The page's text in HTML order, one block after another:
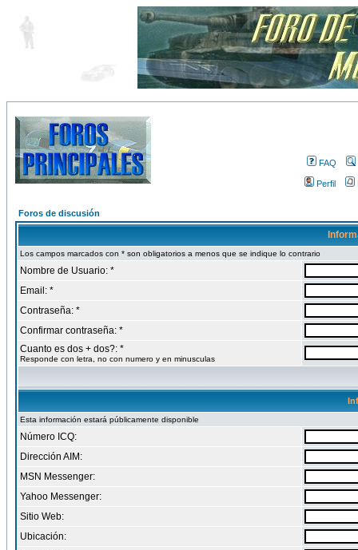
FAQ
Perfil
Foros de discusión
Los campos marcados con * son obligatorios a menos que se indique lo contrario
Nombre de Usuario: *
Email: *
Contraseña: *
Confirmar contraseña: *
Cuanto es dos + dos?: *
Responde con letra, no con numero y en minusculas
Esta información estará públicamente disponible
Número ICQ:
Dirección AIM:
MSN Messenger:
Yahoo Messenger:
Sitio Web:
Ubicación: